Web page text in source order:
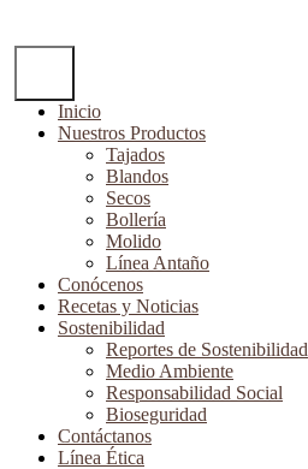
Inicio
Nuestros Productos
Tajados
Blandos
Secos
Bollería
Molido
Línea Antaño
Conócenos
Recetas y Noticias
Sostenibilidad
Reportes de Sostenibilidad
Medio Ambiente
Responsabilidad Social
Bioseguridad
Contáctanos
Línea Ética
17 de septiembre de 2020
Productos tajados
0
Noticias recientes
6 de febrero de 2024